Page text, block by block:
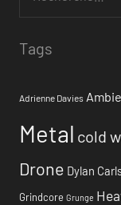
Tags
Adrienne Davies
Metal cold
Drone Dylan
Grindcore Grunge